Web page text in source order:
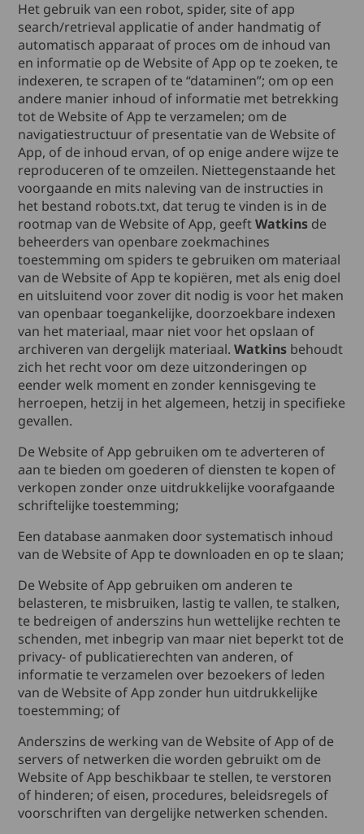
Het gebruik van een robot, spider, site of app
search/retrieval applicatie of ander handmatig of
automatisch apparaat of proces om de inhoud van
en informatie op de Website of App op te zoeken, te
indexeren, te scrapen of te “dataminen”; om op een
andere manier inhoud of informatie met betrekking
tot de Website of App te verzamelen; om de
navigatiestructuur of presentatie van de Website of
App, of de inhoud ervan, of op enige andere wijze te
reproduceren of te omzeilen. Niettegenstaande het
voorgaande en mits naleving van de instructies in
het bestand robots.txt, dat terug te vinden is in de
rootmap van de Website of App, geeftWatkins de
beheerders van openbare zoekmachines
toestemming om spiders te gebruiken om materiaal
van de Website of App te kopiëren, met als enig doel
en uitsluitend voor zover dit nodig is voor het maken
van openbaar toegankelijke, doorzoekbare indexen
van het materiaal, maar niet voor het opslaan of
archiveren van dergelijk materiaal. Watkins behoudt
zich het recht voor om deze uitzonderingen op
eender welk moment en zonder kennisgeving te
herroepen, hetzij in het algemeen, hetzij in specifieke
gevallen.
De Website of App gebruiken om te adverteren of
aan te bieden om goederen of diensten te kopen of
verkopen zonder onze uitdrukkelijke voorafgaande
schriftelijke toestemming;
Een database aanmaken door systematisch inhoud
van de Website of App te downloaden en op te slaan;
De Website of App gebruiken om anderen te
belasteren, te misbruiken, lastig te vallen, te stalken,
te bedreigen of anderszins hun wettelijke rechten te
schenden, met inbegrip van maar niet beperkt tot de
privacy- of publicatierechten van anderen, of
informatie te verzamelen over bezoekers of leden
van de Website of App zonder hun uitdrukkelijke
toestemming; of
Anderszins de werking van de Website of App of de
servers of netwerken die worden gebruikt om de
Website of App beschikbaar te stellen, te verstoren
of hinderen; of eisen, procedures, beleidsregels of
voorschriften van dergelijke netwerken schenden.